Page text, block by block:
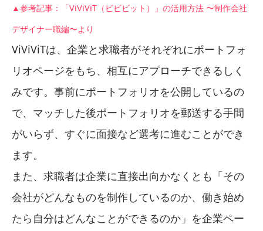
▲参考記事：「ViViViT（ビビビット）」の活用方法 〜制作会社
デザイナー職編〜より
ViViViTは、企業と求職者がそれぞれにポートフォ
リオページをもち、相互にアプローチできるしく
みです。事前にポートフォリオを公開しているの
で、マッチした後ポートフォリオを郵送する手間
がいらず、すぐに面接など選考に進むことができ
ます。
また、求職者は企業に直接出向かなくとも「その
会社がどんなものを制作しているのか、働き始め
たら自分はどんなことができるのか」を企業ペー